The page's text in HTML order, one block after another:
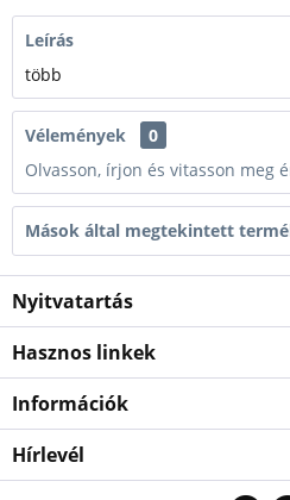
Leírás
több
Vélemények
0
Olvasson, írjon és vitasson meg
Mások által megtekintett
Nyitvatartás
Hasznos linkek
Információk
Hírlevél